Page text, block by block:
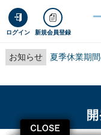
ログイン 新規会員登録
お知らせ 夏季休業期